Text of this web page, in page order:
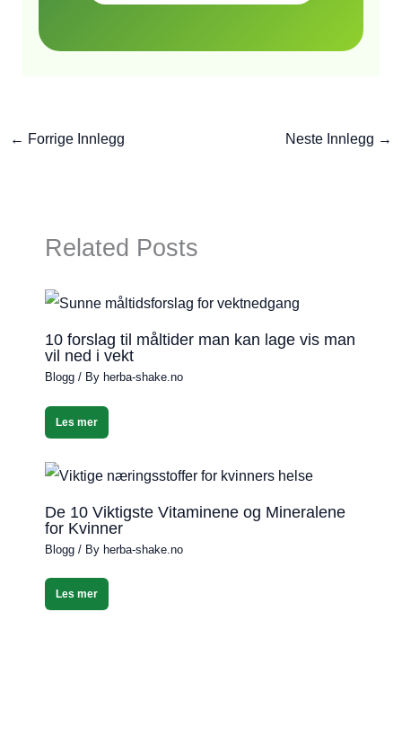
← Forrige Innlegg Neste Innlegg →
Related Posts
10 forslag til måltider man kan lage vis man
vil ned i vekt
Blogg/ By herba-shake.no
Les mer
De 10 Viktigste Vitaminene og Mineralene
for Kvinner
Blogg/ By herba-shake.no
Les mer